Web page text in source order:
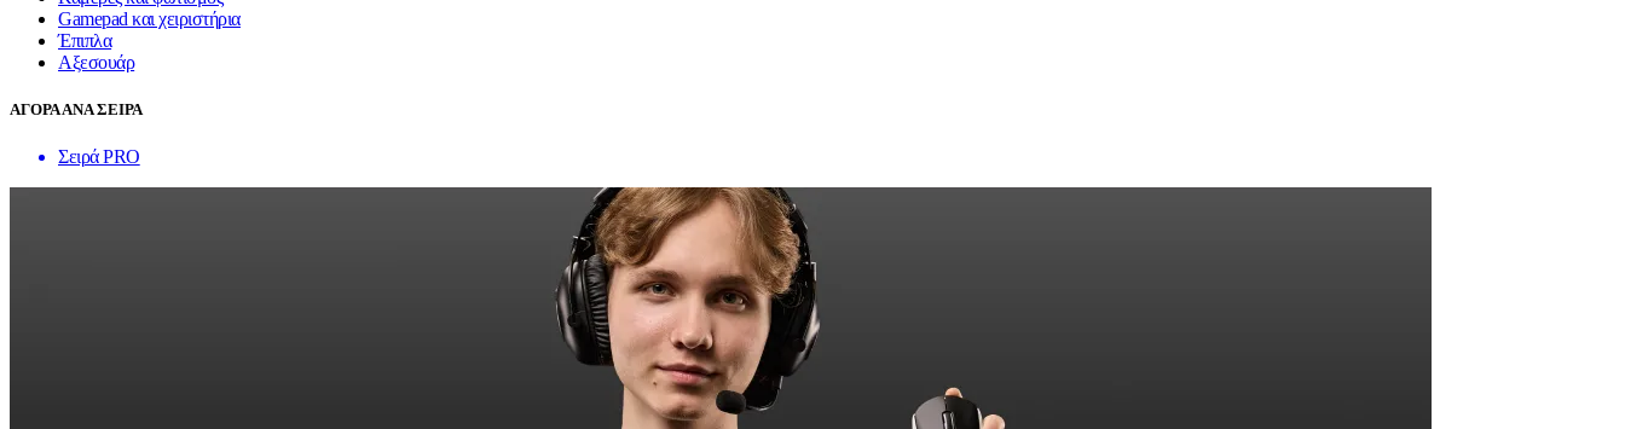
Gamepad και χειριστήρια
Έπιπλα
Αξεσουάρ
ΑΓΟΡΑ ΑΝΑ ΣΕΙΡΑ
Σειρά PRO